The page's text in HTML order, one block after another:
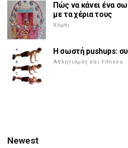
Πώς να κάνει ένα
με τα χέρια τους
Χόμπι
Η σωστή pushups:
Αθλητισμός και Fitness
Newest